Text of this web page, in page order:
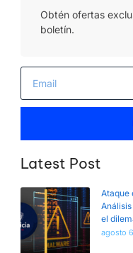
Obtén ofertas
boletín.
Latest Post
Ataque
el
agosto